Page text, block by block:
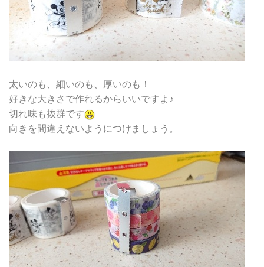
太いのも、細いのも、厚いのも！
好きな大きさで作れるからいいですよ♪
切れ味も抜群です
向きを間違えないようにつけましょう。